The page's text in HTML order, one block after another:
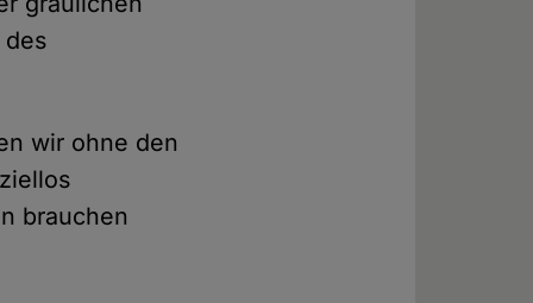
des
wir ohne den
brauchen